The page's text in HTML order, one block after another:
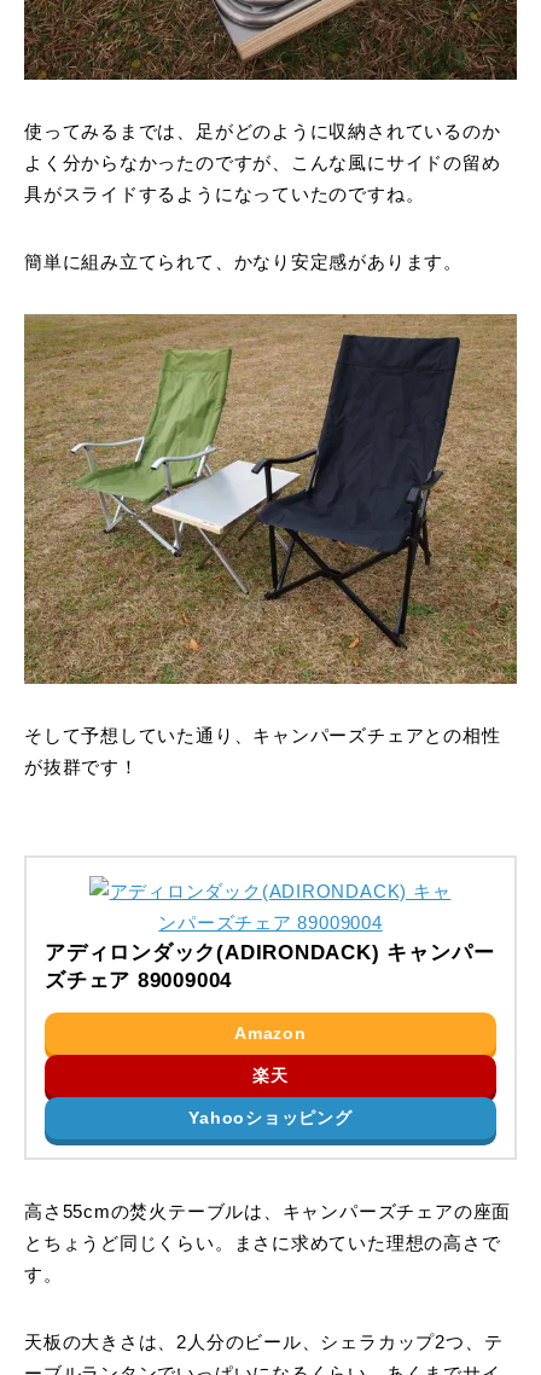
使ってみるまでは、足がどのように収納されているのか
よく分からなかったのですが、こんな風にサイドの留め
具がスライドするようになっていたのですね。
簡単に組み立てられて、かなり安定感があります。
そして予想していた通り、キャンパーズチェアとの相性
が抜群です！
アディロンダック(ADIRONDACK) キャンパー
ズチェア 89009004
Amazon
楽天
Yahooショッピング
高さ55cmの焚火テーブルは、キャンパーズチェアの座面
とちょうど同じくらい。まさに求めていた理想の高さで
す。
天板の大きさは、2人分のビール、シェラカップ2つ、テ